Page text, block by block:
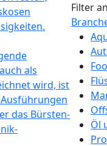
Filter
Öl